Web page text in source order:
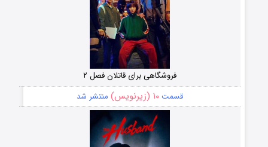
فروشگاهی برای قاتلان فصل ۲
قسمت۱۰ (زیرنویس) منتشر شد